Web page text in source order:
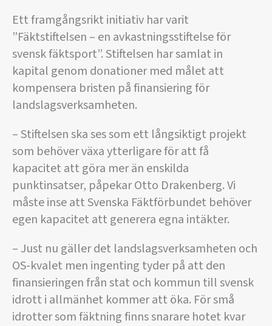
Ett framgångsrikt initiativ har varit
”Fäktstiftelsen – en avkastningsstiftelse för
svensk fäktsport”. Stiftelsen har samlat in
kapital genom donationer med målet att
kompensera bristen på finansiering för
landslagsverksamheten.
– Stiftelsen ska ses som ett långsiktigt projekt
som behöver växa ytterligare för att få
kapacitet att göra mer än enskilda
punktinsatser, påpekar Otto Drakenberg. Vi
måste inse att Svenska Fäktförbundet behöver
egen kapacitet att generera egna intäkter.
– Just nu gäller det landslagsverksamheten och
OS-kvalet men ingenting tyder på att den
finansieringen från stat och kommun till svensk
idrott i allmänhet kommer att öka. För små
idrotter som fäktning finns snarare hotet kvar